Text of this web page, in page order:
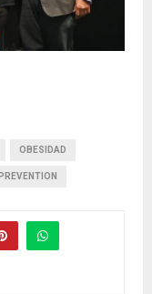
OBESIDAD
PREVENTION